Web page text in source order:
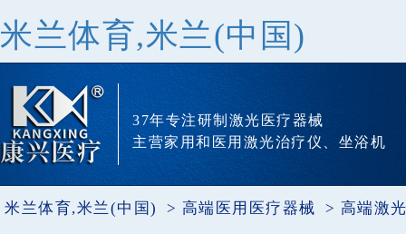
米兰体育,米兰(中国)
37年专注研制激光医疗器械
主营家用和医用激光治疗仪、坐浴机
米兰体育,米兰(中国) 高端医用医疗器械 高端激